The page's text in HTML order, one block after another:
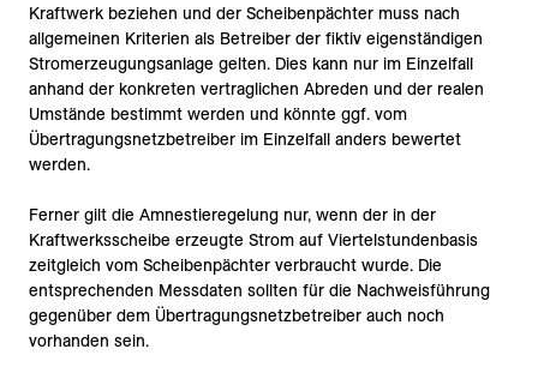
Kraftwerk beziehen und der Scheibenpächter muss nach
allgemeinen Kriterien als Betreiber der fiktiv eigenständigen
Stromerzeugungsanlage gelten. Dies kann nur im Einzelfall
anhand der konkreten vertraglichen Abreden und der realen
Umstände bestimmt werden und könnte ggf. vom
Übertragungsnetzbetreiber im Einzelfall anders bewertet
werden.
Ferner gilt die Amnestieregelung nur, wenn der in der
Kraftwerksscheibe erzeugte Strom auf Viertelstundenbasis
zeitgleich vom Scheibenpächter verbraucht wurde. Die
entsprechenden Messdaten sollten für die Nachweisführung
gegenüber dem Übertragungsnetzbetreiber auch noch
vorhanden sein.